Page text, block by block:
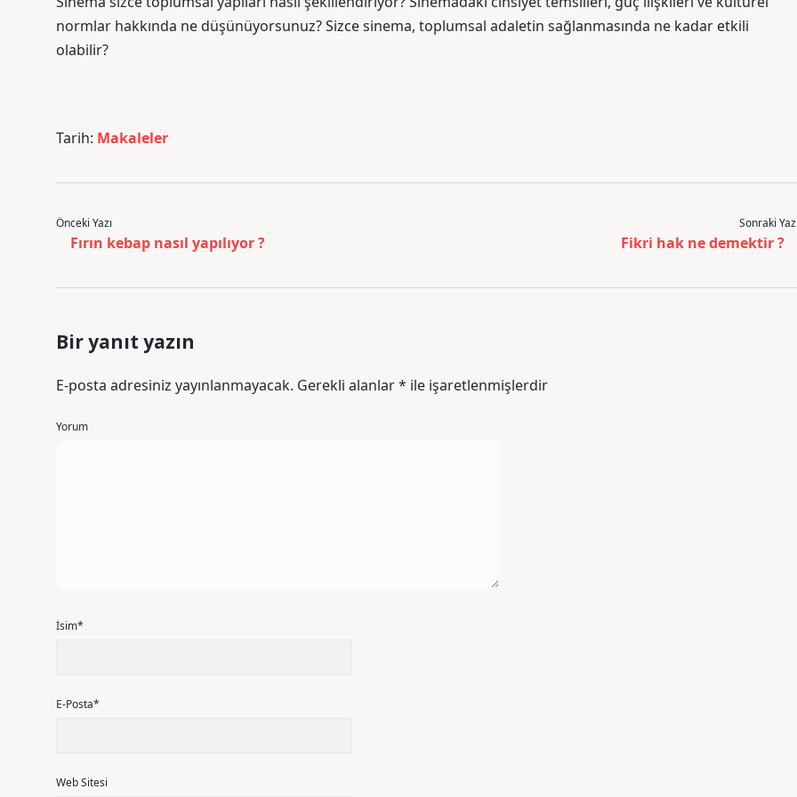
normlar hakkında ne düşünüyorsunuz? Sizce sinema, toplumsal adaletin sağlanmasında ne kadar etkili
olabilir?
Tarih: Makaleler
Önceki Yazı
Fırın kebap nasıl yapılıyor ?
Sonraki
Fikri hak ne demektir ?
Bir yanıt yazın
E-posta adresiniz yayınlanmayacak. Gerekli alanlar* ile işaretlenmişlerdir
Yorum
İsim*
E-Posta*
Web Sitesi